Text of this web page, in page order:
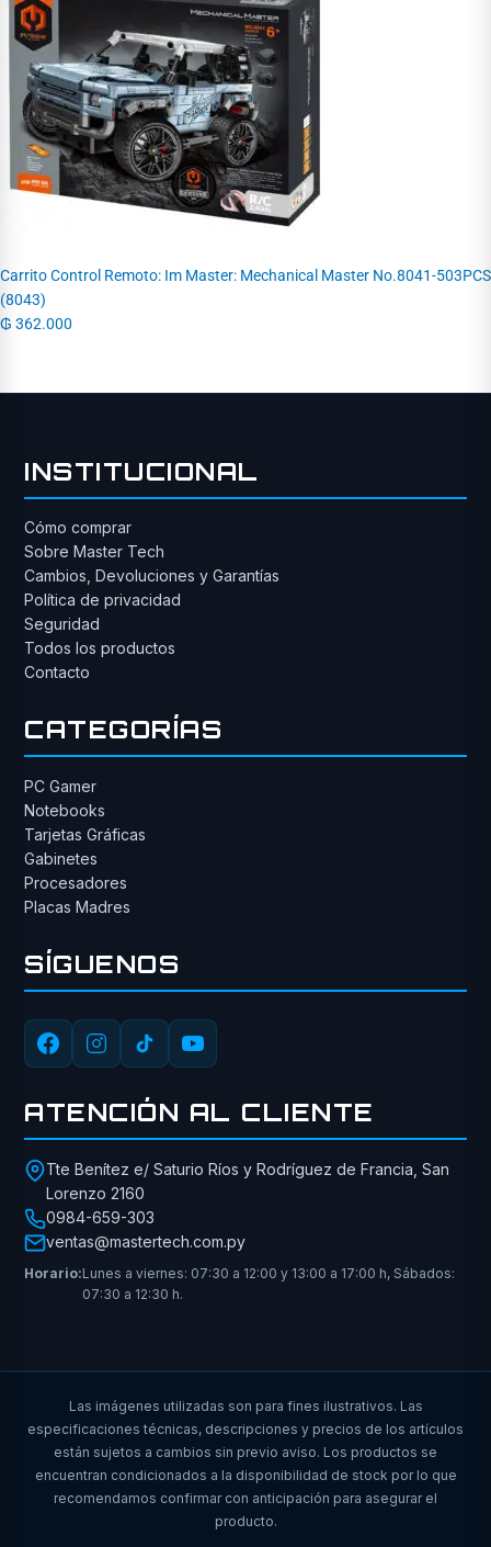
Carrito Control Remoto: Im Master: Mechanical Master No.8041-503PCS
(8043)
₲ 362.000
INSTITUCIONAL
Cómo comprar
Sobre Master Tech
Cambios, Devoluciones y Garantías
Política de privacidad
Seguridad
Todos los productos
Contacto
CATEGORÍAS
PC Gamer
Notebooks
Tarjetas Gráficas
Gabinetes
Procesadores
Placas Madres
SÍGUENOS
ATENCIÓN AL CLIENTE
Tte Benítez e/ Saturio Ríos y Rodríguez de Francia, San
Lorenzo 2160
0984-659-303
ventas@mastertech.com.py
Horario:Lunes a viernes: 07:30 a 12:00 y 13:00 a 17:00 h, Sábados:
07:30 a 12:30 h.
Las imágenes utilizadas son para fines ilustrativos. Las
especificaciones técnicas, descripciones y precios de los artículos
están sujetos a cambios sin previo aviso. Los productos se
encuentran condicionados a la disponibilidad de stock por lo que
recomendamos confirmar con anticipación para asegurar el
producto.